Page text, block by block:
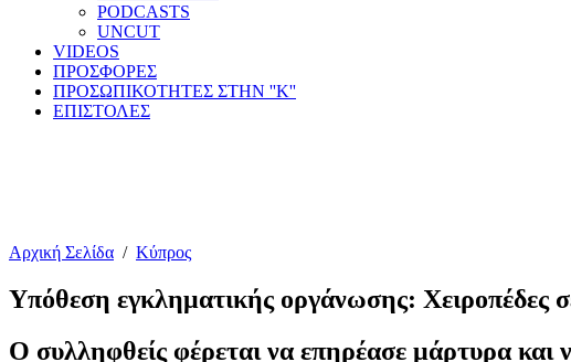
PODCASTS
UNCUT
VIDEOS
ΠΡΟΣΦΟΡΕΣ
ΠΡΟΣΩΠΙΚΟΤΗΤΕΣ ΣΤΗΝ ''Κ''
ΕΠΙΣΤΟΛΕΣ
Αρχική Σελίδα / Κύπρος
Υπόθεση εγκληματικής οργάνωσης: Χειροπέδες
Ο συλληφθείς φέρεται να επηρέασε μάρτυρα και